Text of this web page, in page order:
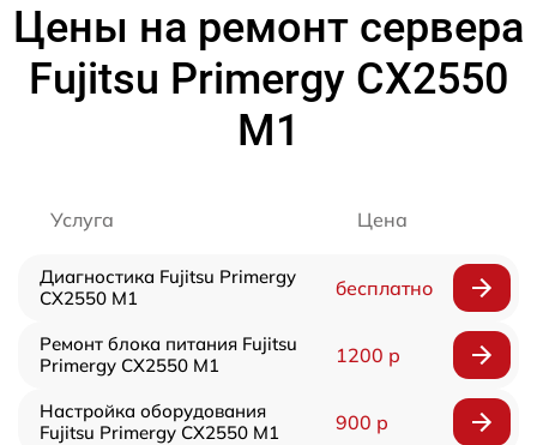
Цены на ремонт сервера
Fujitsu Primergy CX2550
M1
Услуга Цена
Диагностика Fujitsu Primergy
CX2550 M1
бесплатно
Ремонт блока питания Fujitsu
Primergy CX2550 M1
1200 р
Настройка оборудования
Fujitsu Primergy CX2550 M1
900 р